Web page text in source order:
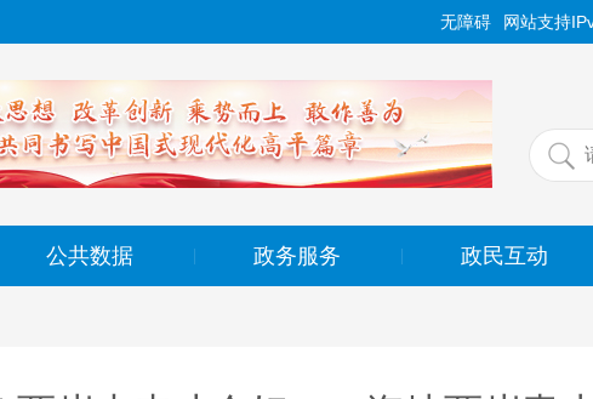
网站支持
无障碍
公共数据 政务服务 政民互动